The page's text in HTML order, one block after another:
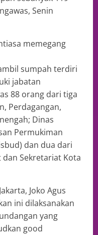
Senin
memegang
sumpah terdiri
jabatan
88 orang dari tiga
Perdagangan,
Dinas
Permukiman
dan dua dari
dan Sekretariat Kota
Joko Agus
ini dilaksanakan
yang
good